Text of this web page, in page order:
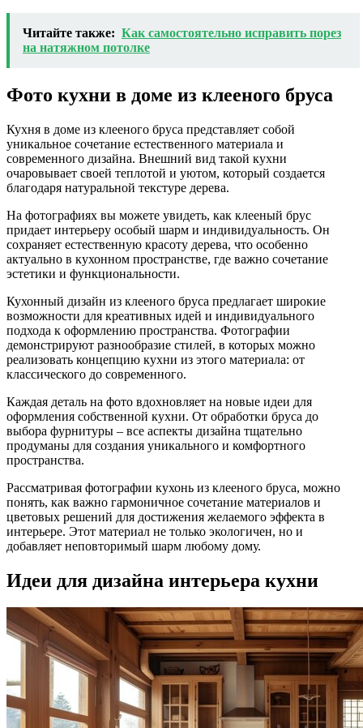
Читайте также: Как самостоятельно исправить порез
на натяжном потолке
Фото кухни в доме из клееного бруса
Кухня в доме из клееного бруса представляет собой
уникальное сочетание естественного материала и
современного дизайна. Внешний вид такой кухни
очаровывает своей теплотой и уютом, который создается
благодаря натуральной текстуре дерева.
На фотографиях вы можете увидеть, как клееный брус
придает интерьеру особый шарм и индивидуальность. Он
сохраняет естественную красоту дерева, что особенно
актуально в кухонном пространстве, где важно сочетание
эстетики и функциональности.
Кухонный дизайн из клееного бруса предлагает широкие
возможности для креативных идей и индивидуального
подхода к оформлению пространства. Фотографии
демонстрируют разнообразие стилей, в которых можно
реализовать концепцию кухни из этого материала: от
классического до современного.
Каждая деталь на фото вдохновляет на новые идеи для
оформления собственной кухни. От обработки бруса до
выбора фурнитуры – все аспекты дизайна тщательно
продуманы для создания уникального и комфортного
пространства.
Рассматривая фотографии кухонь из клееного бруса, можно
понять, как важно гармоничное сочетание материалов и
цветовых решений для достижения желаемого эффекта в
интерьере. Этот материал не только экологичен, но и
добавляет неповторимый шарм любому дому.
Идеи для дизайна интерьера кухни